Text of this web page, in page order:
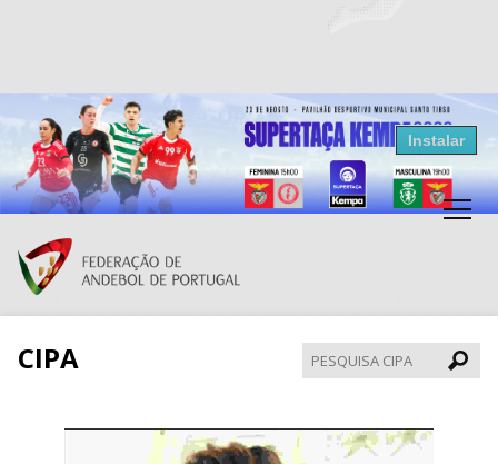
Resultados Andebol
Federação de Andebol de Portugal
Grátis - Disponivel na Play Store
Instalar
CIPA
CIPA